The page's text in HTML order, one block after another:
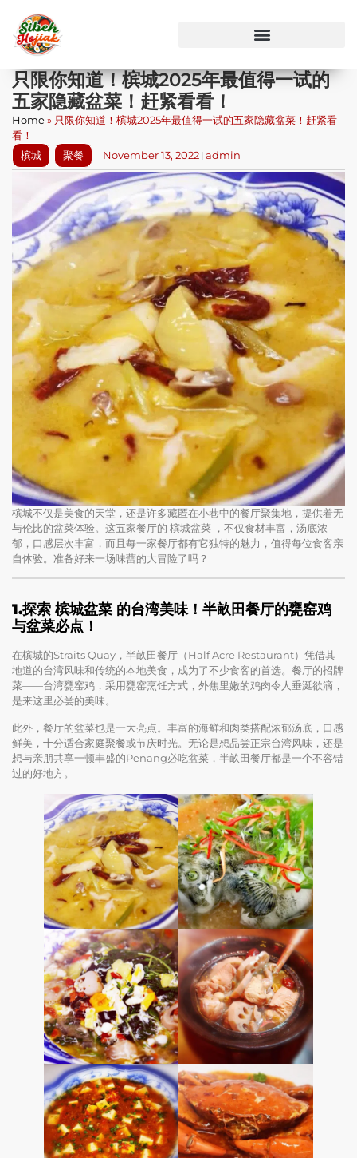
只限你知道！槟城2025年最值得一试的
五家隐藏盆菜！赶紧看看！
Home» 只限你知道！槟城2025年最值得一试的五家隐藏盆菜！赶紧看
看！
槟城
聚餐 November 13, 2022 admin
槟城不仅是美食的天堂，还是许多藏匿在小巷中的餐厅聚集地，提供着无
与伦比的盆菜体验。这五家餐厅的 槟城盆菜 ，不仅食材丰富，汤底浓
郁，口感层次丰富，而且每一家餐厅都有它独特的魅力，值得每位食客亲
自体验。准备好来一场味蕾的大冒险了吗？
1.探索 槟城盆菜 的台湾美味！半畝田餐厅的甕窑鸡
与盆菜必点！
在槟城的Straits Quay，半畝田餐厅（Half Acre Restaurant）凭借其
地道的台湾风味和传统的本地美食，成为了不少食客的首选。餐厅的招牌
菜——台湾甕窑鸡，采用甕窑烹饪方式，外焦里嫩的鸡肉令人垂涎欲滴，
是来这里必尝的美味。
此外，餐厅的盆菜也是一大亮点。丰富的海鲜和肉类搭配浓郁汤底，口感
鲜美，十分适合家庭聚餐或节庆时光。无论是想品尝正宗台湾风味，还是
想与亲朋共享一顿丰盛的Penang必吃盆菜，半畝田餐厅都是一个不容错
过的好地方。